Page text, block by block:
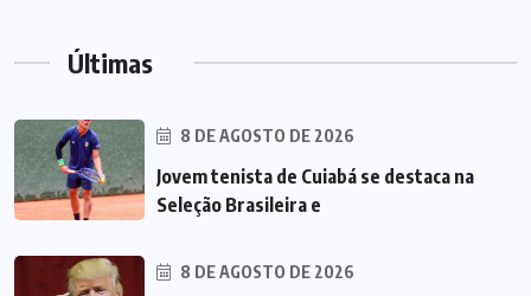
Últimas
8 DE AGOSTO DE 2026
Jovem tenista de Cuiabá se destaca na
Seleção Brasileira e
8 DE AGOSTO DE 2026